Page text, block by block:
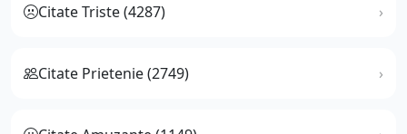
Citate Triste (4287)
Citate Prietenie (2749)